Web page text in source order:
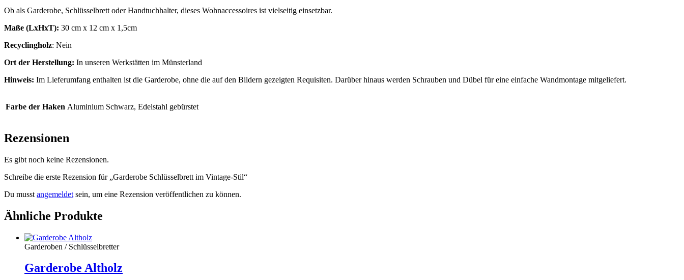
Ob als Garderobe, Schlüsselbrett oder Handtuchhalter, dieses Wohnaccessoires ist vielseitig einsetzbar.
Maße (LxHxT): 30 cm x 12 cm x 1,5cm
Recyclingholz: Nein
Ort der Herstellung: In unseren Werkstätten im Münsterland
Hinweis: Im Lieferumfang enthalten ist die Garderobe, ohne die auf den Bildern gezeigten Requisiten. Darüber hinaus werden Schrauben und Dübel für eine einfache Wandmontage mitgeliefert.
Farbe der Haken Aluminium Schwarz, Edelstahl gebürstet
Rezensionen
Es gibt noch keine Rezensionen.
Schreibe die erste Rezension für „Garderobe Schlüsselbrett im Vintage-Stil“
Du musst angemeldet sein, um eine Rezension veröffentlichen zu können.
Ähnliche Produkte
Garderoben / Schlüsselbretter
Garderobe Altholz